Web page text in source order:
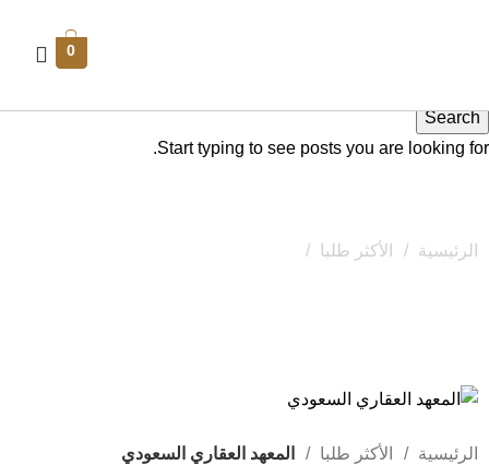
0
الرئيسية الأكثر طلبا
الرئيسية الأكثر طلبا المعهد العقاري السعودي
Search
Start typing to see posts you are looking for.